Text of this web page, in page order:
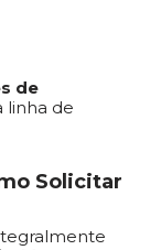
de
linha de
Solicitar